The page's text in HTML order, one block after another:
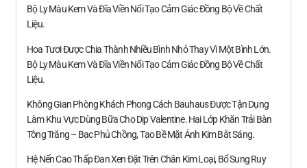
Bộ Ly Màu Kem Và Đĩa Viền Nổi Tạo Cảm Giác Đồng Bộ Về Chất
Liệu.
Hoa Tươi Được Chia Thành Nhiều Bình Nhỏ Thay Vì Một Bình Lớn.
Bộ Ly Màu Kem Và Đĩa Viền Nổi Tạo Cảm Giác Đồng Bộ Về Chất
Liệu.
Không Gian Phòng Khách Phong Cách Bauhaus Được Tận Dụng
Làm Khu Vực Dùng Bữa Cho Dịp Valentine. Hai Lớp Khăn Trải Bàn
Tông Trắng – Bạc Phủ Chồng, Tạo Bề Mặt Ánh Kim Bắt Sáng.
Hệ Nến Cao Thấp Đan Xen Đặt Trên Chân Kim Loại, Bổ Sung Ruy